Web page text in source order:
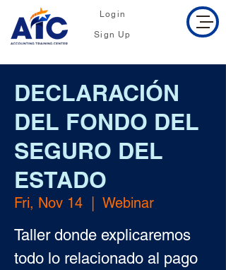
Login
Sign Up
DECLARACIÓN
DEL FONDO DEL
SEGURO DEL
ESTADO
Fri, Nov 14 Webinar
Taller donde explicaremos
todo lo relacionado al pago